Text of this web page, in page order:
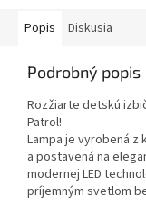
Popis Diskusia
Podrobný popis
Rozžiarte detskú
Patrol!
Lampa je vyrobená z
a postavená na
modernej LED
príjemným svetlom